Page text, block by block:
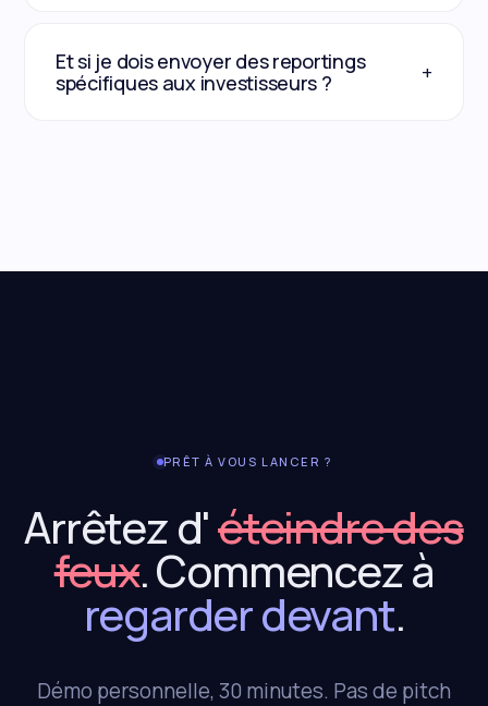
Et si je dois envoyer des reportings
spécifiques aux investisseurs ?
+
PRÊT À VOUS LANCER ?
Arrêtez d'éteindre des
feux. Commencez à
regarder devant.
Démo personnelle, 30 minutes. Pas de pitch